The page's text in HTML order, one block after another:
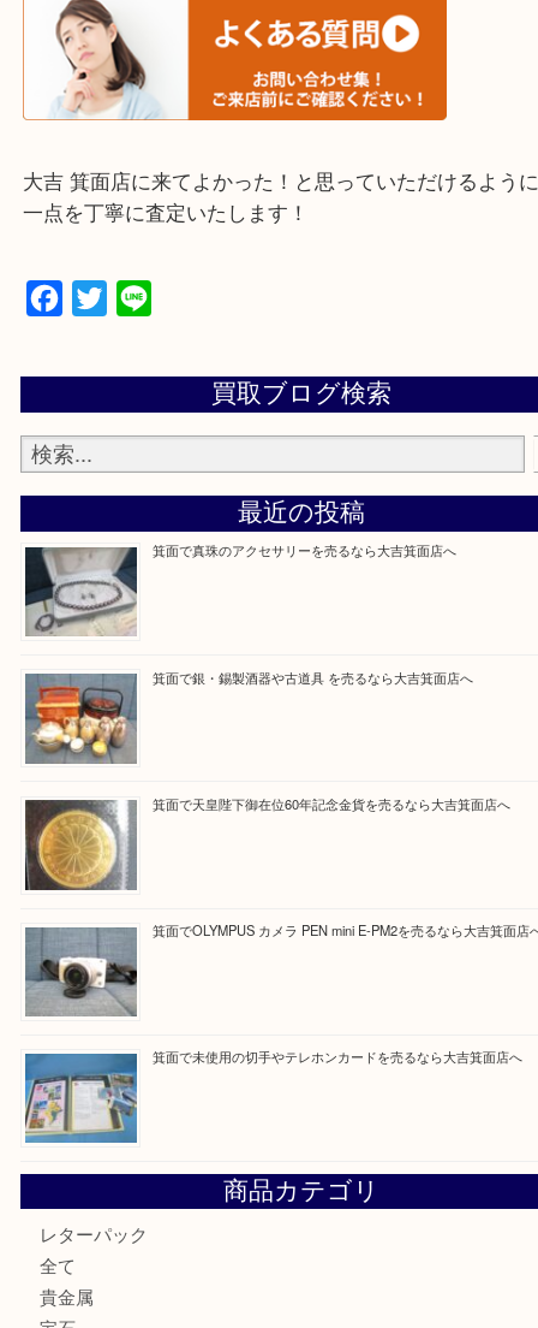
※下記エリアはご依頼が多いエリアです。
箕面市・池田市・吹田市
豊中市・茨木市・尼崎市
・当店でよく聞くQ＆A
大吉 箕面店に来てよかった！と思っていただける
一点を丁寧に査定いたします！
Facebook
Twitter
Line
買取ブログ検索
最近の投稿